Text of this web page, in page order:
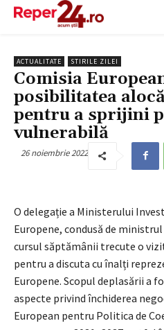
ACTUALITATE STIRILE ZILEI
Comisia
posibilitatea
pentru a sprijini
vulnerabilă
26 noiembrie 2022
O delegație a Ministerului
Europene, condusă de
cursul săptămânii trecute o
pentru a discuta cu înalți
Europene. Scopul deplasării a
aspecte privind închiderea
European pentru Politica de